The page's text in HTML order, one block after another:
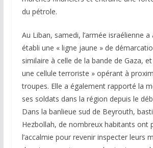
du pétrole.
Au Liban, samedi, l’armée israélienne
établi une « ligne jaune » de
similaire à celle de la bande de Gaza,
une cellule terroriste » opérant à
troupes. Elle a également rapporté la
ses soldats dans la région depuis le
Dans la banlieue sud de Beyrouth,
Hezbollah, de nombreux habitants ont
l’accalmie pour revenir inspecter leurs